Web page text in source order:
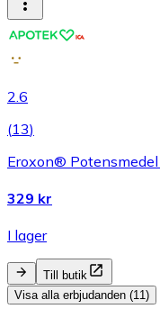
2.6
(13)
Eroxon®
329 kr
I lager
Till butik
Visa alla erbjudanden (11)